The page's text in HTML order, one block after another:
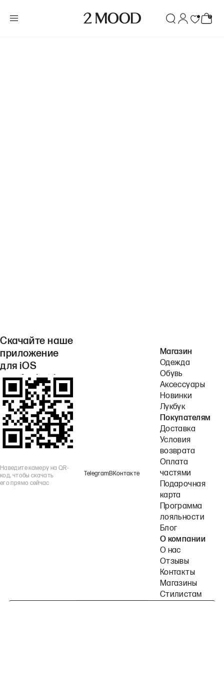
Скачайте наше
приложение
для iOS
или Android.
Наведите камеру на QR-
код, чтобы скачать
его прямо сейчас
TelegramВКонтакте
Магазин
Одежда
Обувь
Аксессуары
Новинки
Лукбук
Покупателям
Доставка
Условия
возврата
Оплата
частями
Подарочная
карта
Программа
лояльности
Блог
О компании
О нас
Отзывы
Контакты
Магазины
Стилистам